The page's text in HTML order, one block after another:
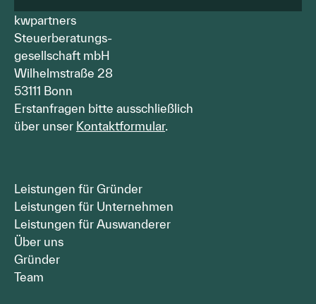
kwpartners
Steuerberatungs-
gesellschaft mbH
Wilhelmstraße 28
53111 Bonn
Erstanfragen bitte ausschließlich
über unser Kontaktformular.
Leistungen für Gründer
Leistungen für Unternehmen
Leistungen für Auswanderer
Über uns
Gründer
Team